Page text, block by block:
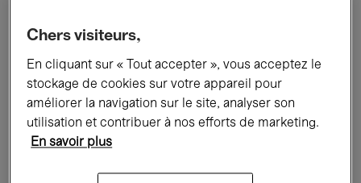
cinéma
à
Bozar
cet
été
Chers visiteurs,
En cliquant sur « Tout accepter », vous acceptez le
stockage de cookies sur votre appareil pour
améliorer la navigation sur le site, analyser son
utilisation et contribuer à nos efforts de marketing.
En savoir plus